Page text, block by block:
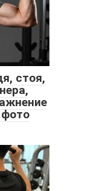
стоя,
фото